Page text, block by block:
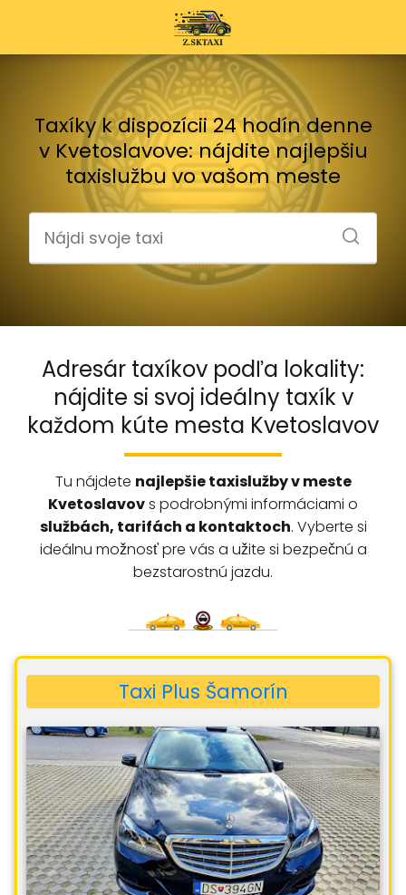
Taxíky k dispozícii 24 hodín denne
v Kvetoslavove: nájdite najlepšiu
taxislužbu vo vašom meste
Adresár taxíkov podľa lokality:
nájdite si svoj ideálny taxík v
každom kúte mesta Kvetoslavov
Tu nájdete najlepšie taxislužby v meste
Kvetoslavovs podrobnými informáciami o
službách, tarifách a kontaktoch. Vyberte si
ideálnu možnosť pre vás a užite si bezpečnú a
bezstarostnú jazdu.
Taxi Plus Šamorín